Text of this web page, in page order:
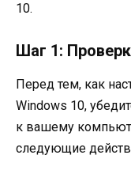
10.
Шаг 1:
Перед тем, как
Windows 10,
к вашему
следующие